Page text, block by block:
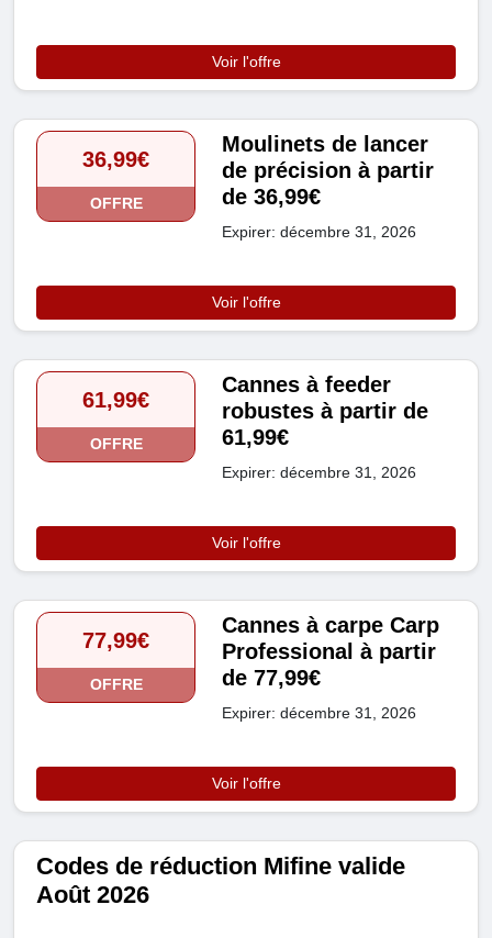
Voir l'offre
36,99€
OFFRE
Moulinets de lancer
de précision à partir
de 36,99€
Expirer: décembre 31, 2026
Voir l'offre
61,99€
OFFRE
Cannes à feeder
robustes à partir de
61,99€
Expirer: décembre 31, 2026
Voir l'offre
77,99€
OFFRE
Cannes à carpe Carp
Professional à partir
de 77,99€
Expirer: décembre 31, 2026
Voir l'offre
Codes de réduction Mifine valide
Août 2026